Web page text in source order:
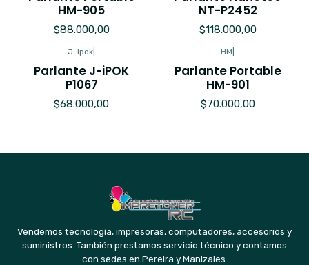
HM-905
$88.000,00
NT-P2452
$118.000,00
J-ipok
Parlante J-iPOK
P1067
$68.000,00
HM
Parlante Portable
HM-901
$70.000,00
Vendemos tecnología, impresoras, computadores, accesorios y
suministros. También prestamos servicio técnico y contamos
con sedes en Pereira y Manizales.